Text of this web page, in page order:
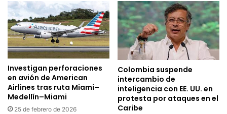
Investigan perforaciones
en avión de American
Airlines tras ruta Miami–
Medellín–Miami
25 de febrero de 2026
Colombia suspende
intercambio de
inteligencia con EE. UU. en
protesta por ataques en el
Caribe